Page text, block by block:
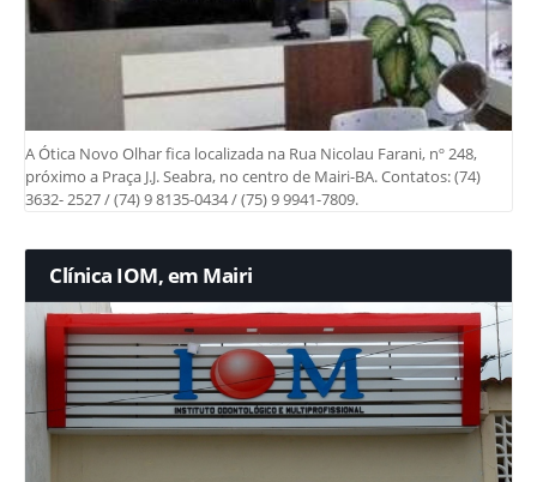
A Ótica Novo Olhar fica localizada na Rua Nicolau Farani, nº 248,
próximo a Praça J.J. Seabra, no centro de Mairi-BA. Contatos: (74)
3632- 2527 / (74) 9 8135-0434 / (75) 9 9941-7809.
Clínica IOM, em Mairi